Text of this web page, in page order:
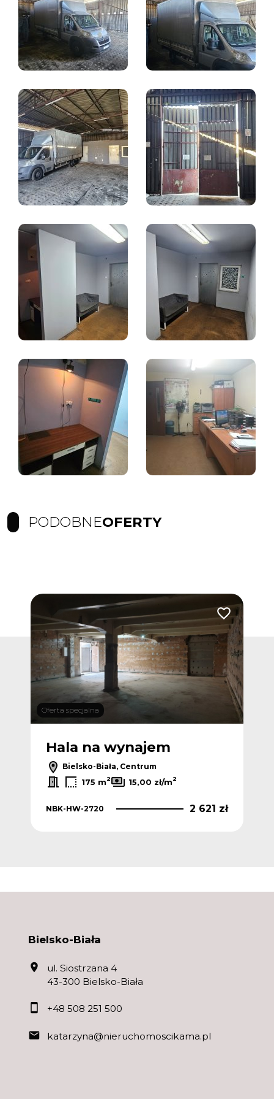
PODOBNEOFERTY
Dodaj do ulubionych
Oferta specjalna
Dodaj do
Hala na wynajem
Bielsko-Biała, Centrum
175 m2 15,00 zł/m2
NBK-HW-2720 2 621 zł
Bielsko-Biała
ul. Siostrzana 4
43-300 Bielsko-Biała
+48 508 251 500
katarzyna@nieruchomoscikama.pl